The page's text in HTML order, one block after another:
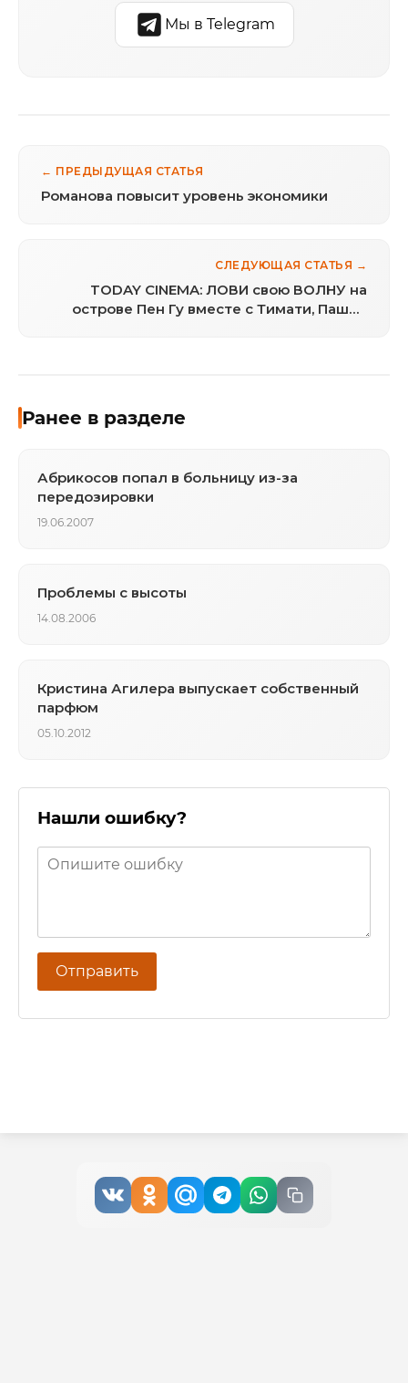
Мы в Telegram
← ПРЕДЫДУЩАЯ СТАТЬЯ
Романова повысит уровень экономики
СЛЕДУЮЩАЯ СТАТЬЯ →
TODAY CINEMA: ЛОВИ свою ВОЛНУ на
острове Пен Гу вместе с Тимати, Пашей
Ранее в разделе
Абрикосов попал в больницу из-за
передозировки
19.06.2007
Проблемы с высоты
14.08.2006
Кристина Агилера выпускает собственный
парфюм
05.10.2012
Нашли ошибку?
Отправить